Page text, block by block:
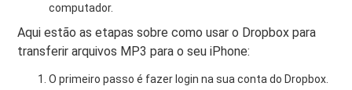
computador.
Aqui estão as etapas sobre como usar o Dropbox para
transferir arquivos MP3 para o seu iPhone:
O primeiro passo é fazer login na sua conta do Dropbox.